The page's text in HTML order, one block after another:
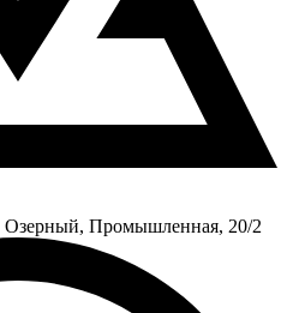
Озерный, Промышленная, 20/2